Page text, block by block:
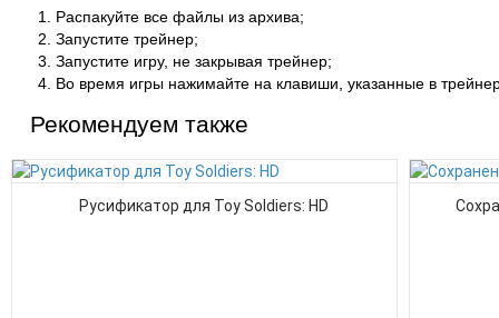
Распакуйте все файлы из архива;
Запустите трейнер;
Запустите игру, не закрывая трейнер;
Во время игры нажимайте на клавиши, указанные в
Рекомендуем также
Русификатор для Toy Soldiers: HD